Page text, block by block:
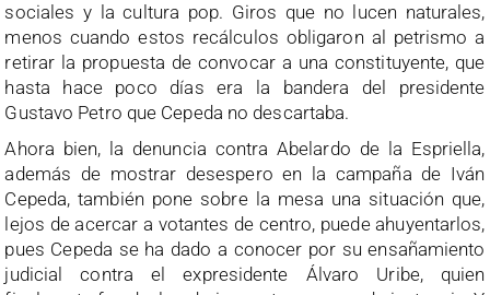
sociales y la cultura pop. Giros que no lucen naturales,
menos cuando estos recálculos obligaron al petrismo a
retirar la propuesta de convocar a una constituyente, que
hasta hace poco días era la bandera del presidente
Gustavo Petro que Cepeda no descartaba.
Ahora bien, la denuncia contra Abelardo de la Espriella,
además de mostrar desespero en la campaña de Iván
Cepeda, también pone sobre la mesa una situación que,
lejos de acercar a votantes de centro, puede ahuyentarlos,
pues Cepeda se ha dado a conocer por su ensañamiento
judicial contra el expresidente Álvaro Uribe, quien